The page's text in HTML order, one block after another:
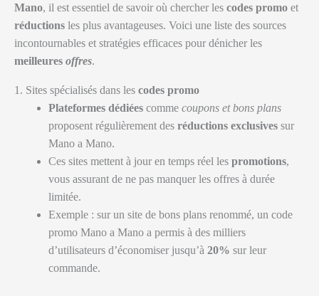
Mano, il est essentiel de savoir où chercher les codes promo et
réductions les plus avantageuses. Voici une liste des sources
incontournables et stratégies efficaces pour dénicher les
meilleures offres.
1. Sites spécialisés dans les codes promo
Plateformes dédiées comme coupons et bons plans
proposent régulièrement des réductions exclusives sur
Mano a Mano.
Ces sites mettent à jour en temps réel les promotions,
vous assurant de ne pas manquer les offres à durée
limitée.
Exemple : sur un site de bons plans renommé, un code
promo Mano a Mano a permis à des milliers
d’utilisateurs d’économiser jusqu’à 20% sur leur
commande.